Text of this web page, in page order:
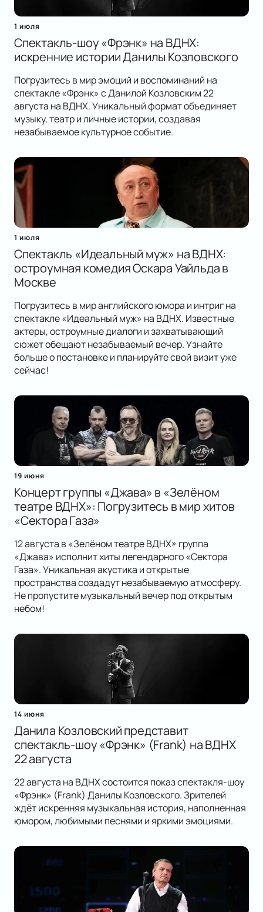
1 июля
Спектакль-шоу «Фрэнк» на ВДНХ:
искренние истории Данилы Козловского
Погрузитесь в мир эмоций и воспоминаний на
спектакле «Фрэнк» с Данилой Козловским 22
августа на ВДНХ. Уникальный формат объединяет
музыку, театр и личные истории, создавая
незабываемое культурное событие.
1 июля
Спектакль «Идеальный муж» на ВДНХ:
остроумная комедия Оскара Уайльда в
Москве
Погрузитесь в мир английского юмора и интриг на
спектакле «Идеальный муж» на ВДНХ. Известные
актеры, остроумные диалоги и захватывающий
сюжет обещают незабываемый вечер. Узнайте
больше о постановке и планируйте свой визит уже
сейчас!
19 июня
Концерт группы «Джава» в «Зелёном
театре ВДНХ»: Погрузитесь в мир хитов
«Сектора Газа»
12 августа в «Зелёном театре ВДНХ» группа
«Джава» исполнит хиты легендарного «Сектора
Газа». Уникальная акустика и открытые
пространства создадут незабываемую атмосферу.
Не пропустите музыкальный вечер под открытым
небом!
14 июня
Данила Козловский представит
спектакль-шоу «Фрэнк» (Frank) на ВДНХ
22 августа
22 августа на ВДНХ состоится показ спектакля-шоу
«Фрэнк» (Frank) Данилы Козловского. Зрителей
ждёт искренняя музыкальная история, наполненная
юмором, любимыми песнями и яркими эмоциями.